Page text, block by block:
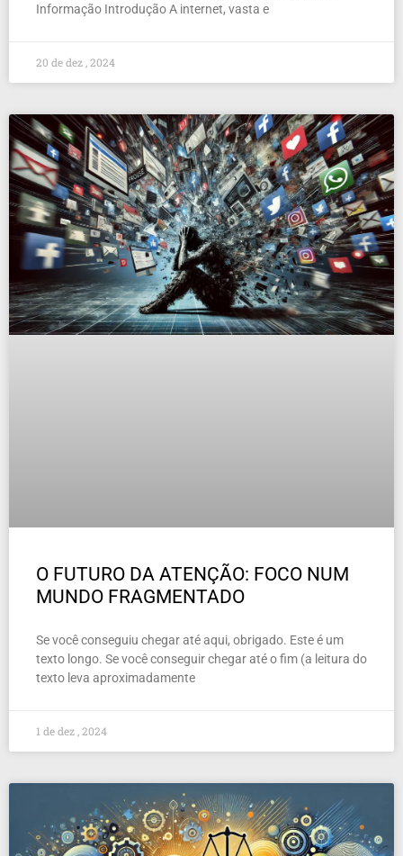
Informação Introdução A internet, vasta e
20 de dez , 2024
O FUTURO DA ATENÇÃO: FOCO NUM
MUNDO FRAGMENTADO
Se você conseguiu chegar até aqui, obrigado. Este é um
texto longo. Se você conseguir chegar até o fim (a leitura do
texto leva aproximadamente
1 de dez , 2024